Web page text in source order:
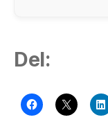
Del: